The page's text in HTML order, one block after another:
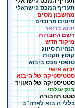
תעריף המכס הישראלי
מחשבון מסים
מיסים מרוכזים
יבוא בדואר
רשם החברות
מיקוד חדש
הנחיות סיווג
קוסץ תקנות
טופסי מכס ביבוא
יבוא אישי
סטטיסטיקה של היבוא
סטטיסטיקה של האוויר
בנק עולמי
סטט תחבורה
כללי היבוא לארה"ב